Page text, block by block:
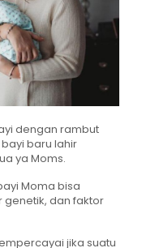
dengan rambut
baru lahir
ya Moms.
Moma bisa
genetik, dan faktor
jika suatu